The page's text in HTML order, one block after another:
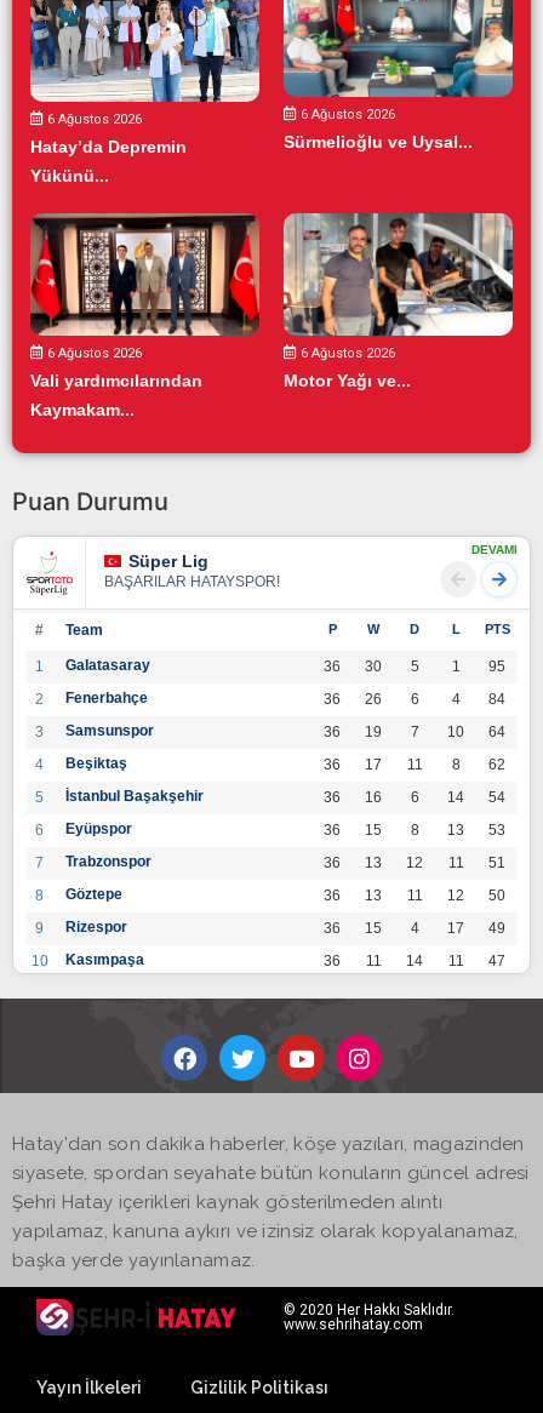
6 Ağustos 2026
Hatay’da Depremin
Yükünü...
6 Ağustos 2026
Sürmelioğlu ve Uysal...
6 Ağustos 2026
Vali yardımcılarından
Kaymakam...
6 Ağustos 2026
Motor Yağı ve...
Puan Durumu
Süper Lig
BAŞARILAR HATAYSPOR!
DEVAMI
# Team P W D L PTS
1 Galatasaray 36 30 5 1
95
2
Fenerbahçe 36 26 6 4
84
3
Samsunspor 36 19 7 10
64
4
Beşiktaş 36 17 11 8
62
5
İstanbul Başakşehir 36 16 6 14
54
6
Eyüpspor 36 15 8 13
53
7
Trabzonspor 36 13 12 11
51
8
Göztepe 36 13 11 12
50
9
Rizespor 36 15 4 17
49
10
Kasımpaşa 36 11 14 11
47
36 12
14
Kayserispor 36 11 12 13
45
17
Hatayspor 36
19
Adana Demirspor
Hatay'dan son dakika haberler, köşe yazıları, magazinden
siyasete, spordan seyahate bütün konuların güncel adresi
Şehri Hatay içerikleri kaynak gösterilmeden alıntı
yapılamaz, kanuna aykırı ve izinsiz olarak kopyalanamaz,
başka yerde yayınlanamaz.
© 2020 Her Hakkı Saklıdır.
www.sehrihatay.com
Yayın İlkeleri Gizlilik Politikası